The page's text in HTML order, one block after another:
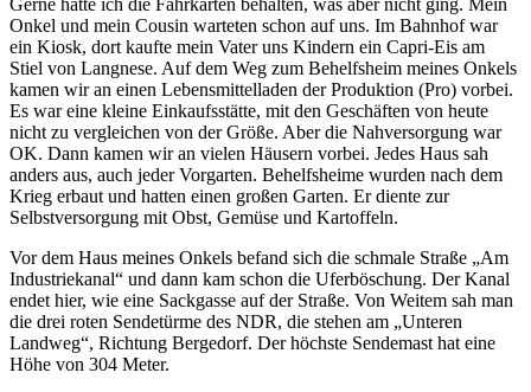
Gerne hätte ich die Fahrkarten behalten, was aber nicht ging. Mein
Onkel und mein Cousin warteten schon auf uns. Im Bahnhof war
ein Kiosk, dort kaufte mein Vater uns Kindern ein Capri-Eis am
Stiel von Langnese. Auf dem Weg zum Behelfsheim meines Onkels
kamen wir an einen Lebensmittelladen der Produktion (Pro) vorbei.
Es war eine kleine Einkaufsstätte, mit den Geschäften von heute
nicht zu vergleichen von der Größe. Aber die Nahversorgung war
OK. Dann kamen wir an vielen Häusern vorbei. Jedes Haus sah
anders aus, auch jeder Vorgarten. Behelfsheime wurden nach dem
Krieg erbaut und hatten einen großen Garten. Er diente zur
Selbstversorgung mit Obst, Gemüse und Kartoffeln.
Vor dem Haus meines Onkels befand sich die schmale Straße
Am
Industriekanal
und dann kam schon die Uferböschung. Der Kanal
endet hier, wie eine Sackgasse auf der Straße. Von Weitem sah man
die drei roten Sendetürme des NDR, die stehen am
Unteren
Landweg , Richtung Bergedorf. Der höchste Sendemast hat eine
Höhe von 304 Meter.